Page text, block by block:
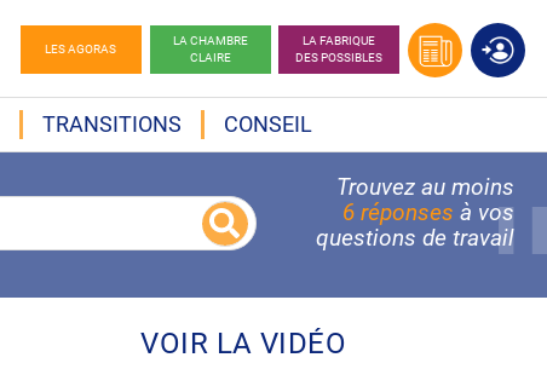
LES AGORAS
LA CHAMBRE
CLAIRE
LA FABRIQUE
DES POSSIBLES
TRANSITIONS CONSEIL
Trouvez au moins
6 réponses à vos
questions de travail
VOIR LA VIDÉO